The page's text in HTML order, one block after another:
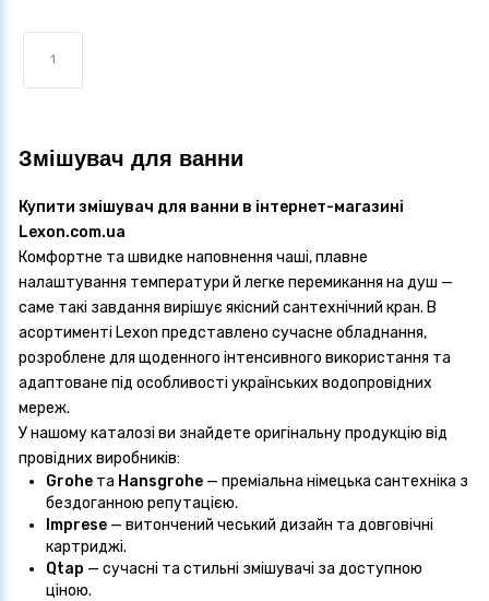
1
Змішувач для ванни
Купити змішувач для ванни в інтернет-магазині
Lexon.com.ua
Комфортне та швидке наповнення чаші, плавне
налаштування температури й легке перемикання на душ —
саме такі завдання вирішує якісний сантехнічний кран. В
асортименті Lexon представлено сучасне обладнання,
розроблене для щоденного інтенсивного використання та
адаптоване під особливості українських водопровідних
мереж.
У нашому каталозі ви знайдете оригінальну продукцію від
провідних виробників:
Grohe та Hansgrohe — преміальна німецька сантехніка з
бездоганною репутацією.
Imprese — витончений чеський дизайн та довговічні
картриджі.
Qtap — сучасні та стильні змішувачі за доступною
ціною.